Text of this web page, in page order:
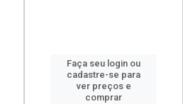
Faça seu login ou
cadastre-se para
ver preços e
comprar